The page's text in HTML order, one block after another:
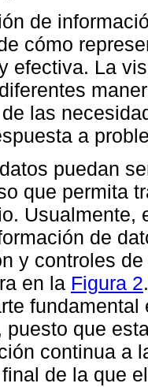
de
cómo
efectiva. La
las
a
puedan
que permita
Usualmente,
de
y controles
en la Figura 2
que
continua a
de la que